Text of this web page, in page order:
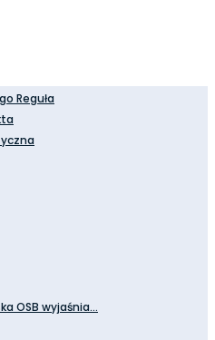
Reguła
OSB wyjaśnia…